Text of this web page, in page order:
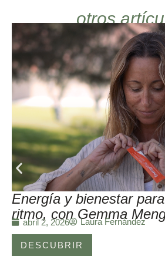
otros
Energía y bienestar
ritmo, con Gemma
abril 2, 2026 Laura Fernández
DESCUBRIR